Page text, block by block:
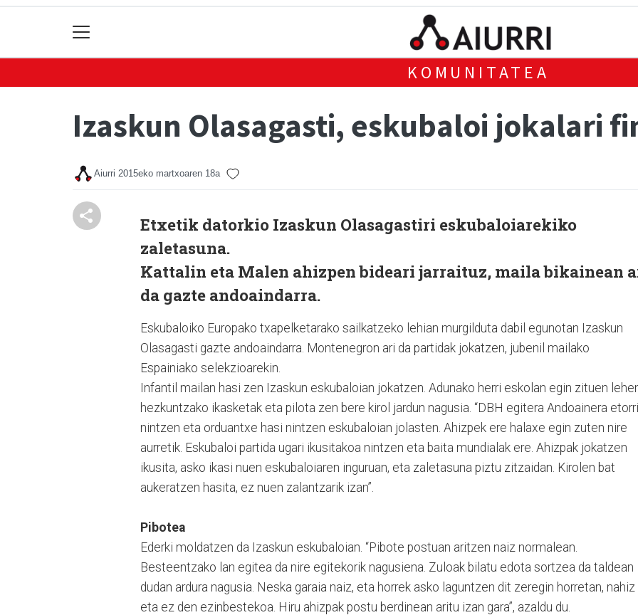
KOMUNITATEA
Izaskun Olasagasti, eskubaloi jokalari
Aiurri 2015eko martxoaren 18a
Etxetik datorkio Izaskun Olasagastiri eskubaloiarekiko
zaletasuna.
Kattalin eta Malen ahizpen bideari jarraituz, maila bikainean
da gazte andoaindarra.
Eskubaloiko Europako txapelketarako sailkatzeko lehian murgilduta dabil egunotan Izaskun
Olasagasti gazte andoaindarra. Montenegron ari da partidak jokatzen, jubenil mailako
Espainiako selekzioarekin.
Infantil mailan hasi zen Izaskun eskubaloian jokatzen. Adunako herri eskolan egin zituen
hezkuntzako ikasketak eta pilota zen bere kirol jardun nagusia. “DBH egitera Andoainera etorri
nintzen eta orduantxe hasi nintzen eskubaloian jolasten. Ahizpek ere halaxe egin zuten nire
aurretik. Eskubaloi partida ugari ikusitakoa nintzen eta baita mundialak ere. Ahizpak jokatzen
ikusita, asko ikasi nuen eskubaloiaren inguruan, eta zaletasuna piztu zitzaidan. Kirolen bat
aukeratzen hasita, ez nuen zalantzarik izan”.
Pibotea
Ederki moldatzen da Izaskun eskubaloian. “Pibote postuan aritzen naiz normalean.
Besteentzako lan egitea da nire egitekorik nagusiena. Zuloak bilatu edota sortzea da taldean
dudan ardura nagusia. Neska garaia naiz, eta horrek asko laguntzen dit zeregin horretan, nahiz
eta ez den ezinbestekoa. Hiru ahizpak postu berdinean aritu izan gara”, azaldu du.